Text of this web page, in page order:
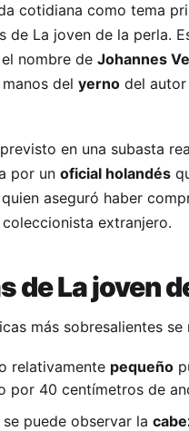
cotidiana como tema
de La joven de la perla.
nombre de Johannes
del yerno del
en una subasta
por un oficial holandés
quien aseguró haber
extranjero.
de La joven
más sobresalientes
relativamente pequeño
por 40 centímetros de
puede observar la